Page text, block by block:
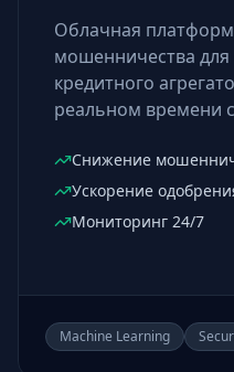
Облачная
мошенничества для
кредитного
реальном времени
Снижение
Ускорение
Мониторинг 24/7
Machine Learning